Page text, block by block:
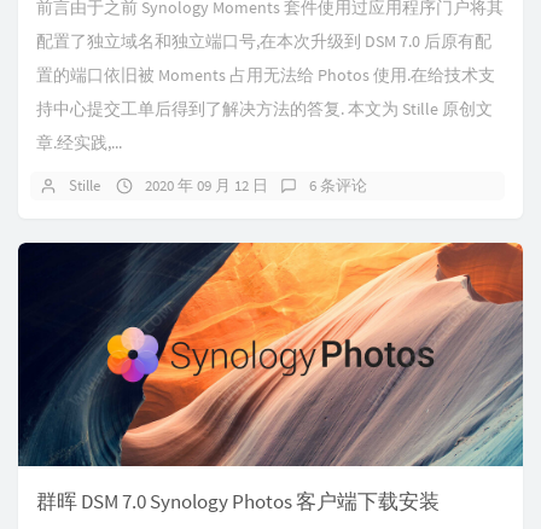
前言由于之前 Synology Moments 套件使用过应用程序门户将其
配置了独立域名和独立端口号,在本次升级到 DSM 7.0 后原有配
置的端口依旧被 Moments 占用无法给 Photos 使用.在给技术支
持中心提交工单后得到了解决方法的答复. 本文为 Stille 原创文
章.经实践,...
Stille 2020 年 09 月 12 日 6 条评论
群晖 DSM 7.0 Synology Photos 客户端下载安装